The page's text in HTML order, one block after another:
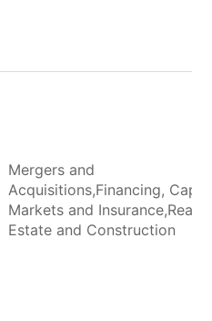
Mergers and
Acquisitions,Financing,
Markets and Insurance,Real
Estate and Construction